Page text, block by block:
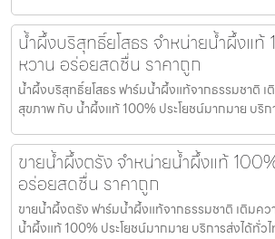
น้ำผึ้งบริสุทธิ์ยโสธร จำหน่ายน้ำผึ้งแ
หวาน อร่อยสดชื่น ราคาถูก
น้ำผึ้งบริสุทธิ์ยโสธร ฟาร์มน้ำผึ้งแท้จากธรรมชาติ เ
สุขภาพ กับ น้ำผึ้งแท้ 100% ประโยชน์มากมาย บริก
ขายน้ำผึ้งตรัง จำหน่ายน้ำผึ้งแท้
อร่อยสดชื่น ราคาถูก
ขายน้ำผึ้งตรัง ฟาร์มน้ำผึ้งแท้จากธรรมชาติ เติมค
น้ำผึ้งแท้ 100% ประโยชน์มากมาย บริการส่งได้ทั่ว